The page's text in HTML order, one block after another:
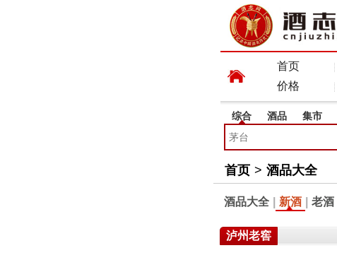
首页
价格
综合 酒品 集市
首页 > 酒品大全
酒品大全 新酒 老酒
泸州老窖